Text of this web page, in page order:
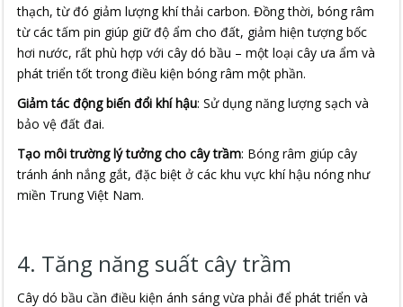
thạch, từ đó giảm lượng khí thải carbon. Đồng thời, bóng râm
từ các tấm pin giúp giữ độ ẩm cho đất, giảm hiện tượng bốc
hơi nước, rất phù hợp với cây dó bầu – một loại cây ưa ẩm và
phát triển tốt trong điều kiện bóng râm một phần.
Giảm tác động biến đổi khí hậu: Sử dụng năng lượng sạch và
bảo vệ đất đai.
Tạo môi trường lý tưởng cho cây trầm: Bóng râm giúp cây
tránh ánh nắng gắt, đặc biệt ở các khu vực khí hậu nóng như
miền Trung Việt Nam.
4. Tăng năng suất cây trầm
Cây dó bầu cần điều kiện ánh sáng vừa phải để phát triển và